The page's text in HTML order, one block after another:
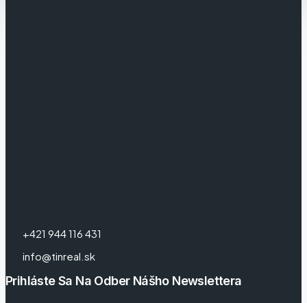
+421 944 116 431
info@tinreal.sk
Prihláste Sa Na Odber Nášho Newslettera